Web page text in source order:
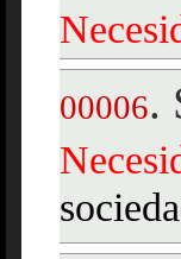
00006.